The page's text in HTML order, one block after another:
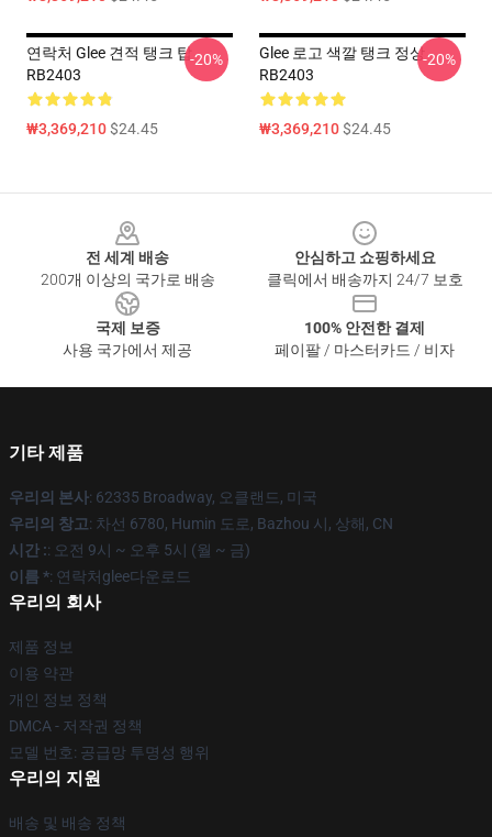
연락처 Glee 견적 탱크 탑
RB2403
₩3,369,210$24.45
-20%
Glee 로고 색깔 탱크 정상
RB2403
₩3,369,210$24.45
-20%
전 세계 배송
200개 이상의 국가로 배송
안심하고 쇼핑하세요
클릭에서 배송까지 24/7 보호
국제 보증
사용 국가에서 제공
100% 안전한 결제
페이팔 / 마스터카드 / 비자
기타 제품
우리의 본사: 62335 Broadway, 오클랜드, 미국
우리의 창고: 차선 6780, Humin 도로, Bazhou 시, 상해, CN
시간 :: 오전 9시 ~ 오후 5시 (월 ~ 금)
이름 *: 연락처glee다운로드
우리의 회사
제품 정보
이용 약관
개인 정보 정책
DMCA - 저작권 정책
모델 번호: 공급망 투명성 행위
우리의 지원
배송 및 배송 정책